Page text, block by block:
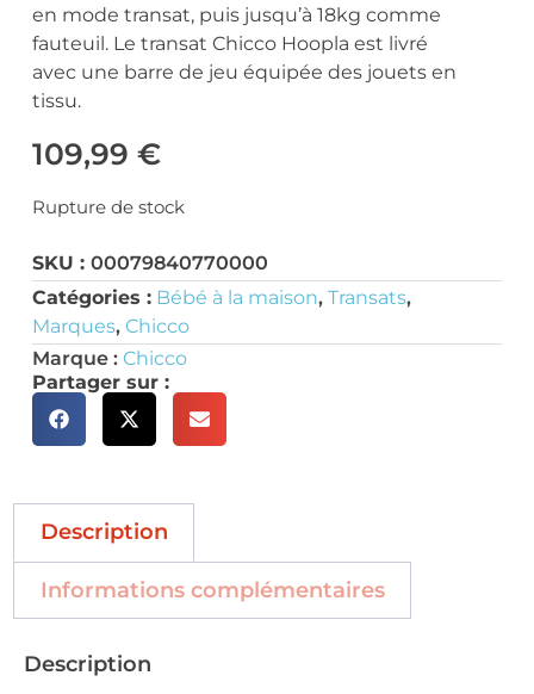
en mode transat, puis jusqu’à 18kg comme
fauteuil. Le transat Chicco Hoopla est livré
avec une barre de jeu équipée des jouets en
tissu.
109,99 €
Rupture de stock
SKU : 00079840770000
Catégories : Bébé à la maison, Transats,
Marques, Chicco
Marque : Chicco
Partager sur :
Description
Informations complémentaires
Description